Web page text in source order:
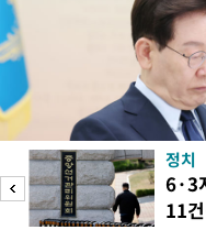
정치
6·3
11